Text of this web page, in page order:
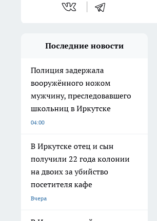
Последние новости
Полиция задержала
вооружённого ножом
мужчину, преследовавшего
школьниц в Иркутске
04:00
В Иркутске отец и сын
получили 22 года колонии
на двоих за убийство
посетителя кафе
Вчера